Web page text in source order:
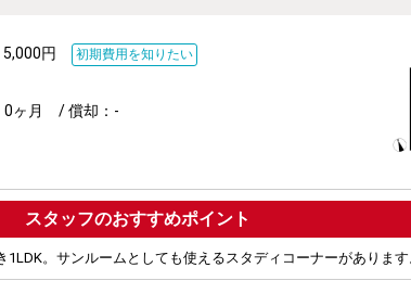
円 初期費用を知りたい
0ヶ月 / 償却：-
ポイント
。サンルームとしても使えるスタディコーナーがあります